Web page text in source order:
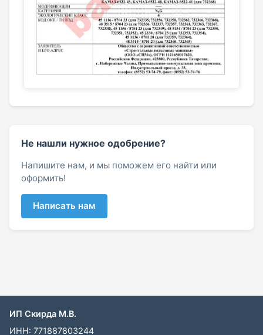
Не нашли нужное одобрение?
Напишите нам, и мы поможем его найти или
оформить!
Написать нам
ИП Скирда М.В.
ИНН: 771887803244